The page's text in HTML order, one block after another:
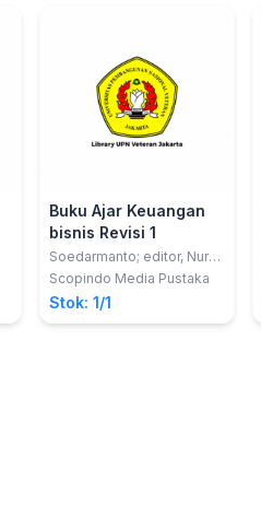
Buku Ajar Keuangan
bisnis Revisi 1
Soedarmanto; editor, Nur
Widyawati; Nur Widyawati
Scopindo Media Pustaka
Stok: 1/1